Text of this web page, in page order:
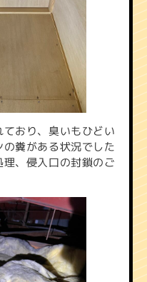
おり、臭いもひどい
糞がある状況でした
、侵入口の封鎖のご